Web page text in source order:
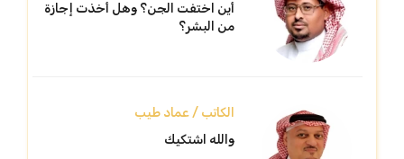
أين اختفت الجن؟ وهل أخذت إجازة
من البشر؟
الكاتب / عماد طيب
والله اشتكيك